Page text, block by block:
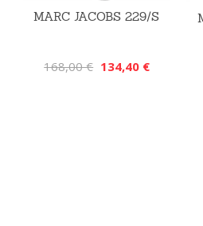
MARC JACOBS 229/S
168,00 € 134,40 €